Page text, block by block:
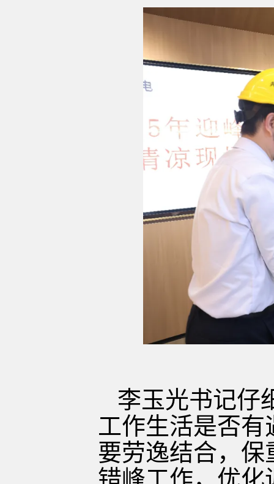
李玉光书记仔
工作生活是否
要劳逸结合，